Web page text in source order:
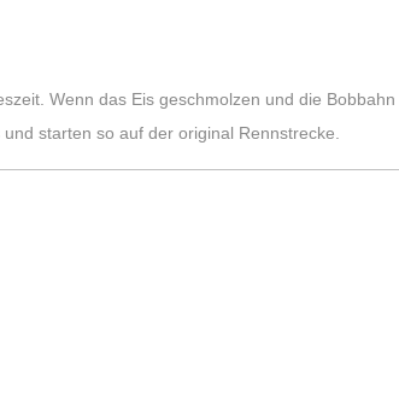
Wenn das Eis geschmolzen und die
starten so auf der original Rennstrecke.